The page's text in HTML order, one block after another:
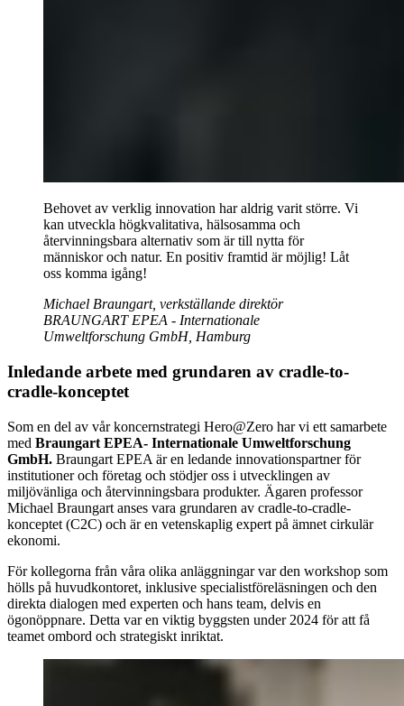
Behovet av verklig innovation har aldrig varit större. Vi
kan utveckla högkvalitativa, hälsosamma och
återvinningsbara alternativ som är till nytta för
människor och natur. En positiv framtid är möjlig! Låt
oss komma igång!
Michael Braungart, verkställande direktör
BRAUNGART EPEA - Internationale
Umweltforschung GmbH, Hamburg
Inledande arbete med grundaren av cradle-to-
cradle-konceptet
Som en del av vår koncernstrategi Hero@Zero har vi ett samarbete
med Braungart EPEA- Internationale Umweltforschung
GmbH. Braungart EPEA är en ledande innovationspartner för
institutioner och företag och stödjer oss i utvecklingen av
miljövänliga och återvinningsbara produkter. Ägaren professor
Michael Braungart anses vara grundaren av cradle-to-cradle-
konceptet (C2C) och är en vetenskaplig expert på ämnet cirkulär
ekonomi.
För kollegorna från våra olika anläggningar var den workshop som
hölls på huvudkontoret, inklusive specialistföreläsningen och den
direkta dialogen med experten och hans team, delvis en
ögonöppnare. Detta var en viktig byggsten under 2024 för att få
teamet ombord och strategiskt inriktat.